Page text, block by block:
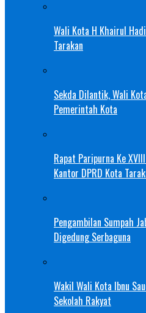
Wali Kota H Khairul
Tarakan
Sekda Dilantik, Wali
Pemerintah Kota
Rapat Paripurna Ke
Kantor DPRD Kota
Pengambilan Sumpah
Digedung Serbaguna
Wakil Wali Kota Ibnu
Sekolah Rakyat